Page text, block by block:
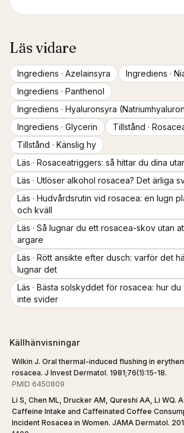
Läs vidare
Ingrediens · Azelainsyra Ingrediens ·
Ingrediens · Panthenol
Ingrediens · Hyaluronsyra
Ingrediens · Glycerin Tillstånd ·
Tillstånd · Känslig hy
Läs · Rosaceatriggers: så hittar du dina
Läs · Utlöser alkohol rosacea? Det ärliga
Läs · Hudvårdsrutin vid rosacea: en lugn
och kväll
Läs · Så lugnar du ett rosacea-skov utan
argare
Läs · Rött ansikte efter dusch: varför det
lugnar det
Läs · Bästa solskyddet för rosacea: hur du
inte svider
Källhänvisningar
Wilkin J. Oral thermal-induced flushing in
rosacea. J Invest Dermatol. 1981;76(1):15-18.
PMID 6450809
Li S, Chen ML, Drucker AM, Qureshi AA, Li WQ.
Caffeine Intake and Caffeinated Coffee
Incident Rosacea in Women. JAMA Dermatol.